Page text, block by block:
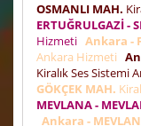
OSMANLI MAH.
ERTUĞRULGAZİ -
Hizmeti Ankara -
Ankara Hizmeti
Kiralık Ses Sistemi
GÖKÇEK MAH.
MEVLANA -
Ankara -